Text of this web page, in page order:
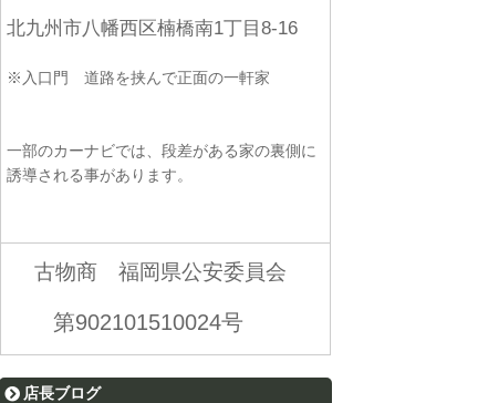
北九州市八幡西区楠橋南1丁目8-16
※入口門 道路を挟んで正面の一軒家
一部のカーナビでは、段差がある家の裏側に
誘導される事があります。
古物商 福岡県公安委員会
第902101510024号
店長ブログ